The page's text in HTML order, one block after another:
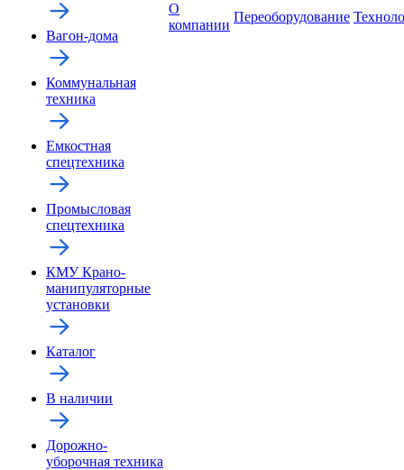
Вагон-дома
Коммунальная
техника
Емкостная
спецтехника
Промысловая
спецтехника
КМУ Крано-
манипуляторные
установки
Каталог
В наличии
Дорожно-
уборочная техника
О
компании
Переоборудование